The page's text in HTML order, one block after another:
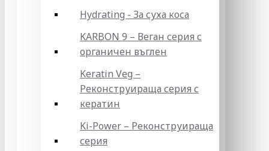
Hydrating - За суха коса
KARBON 9 – Веган серия с
органичен въглен
Keratin Veg –
Реконструираща серия с
кератин
Ki-Power – Реконструираща
серия